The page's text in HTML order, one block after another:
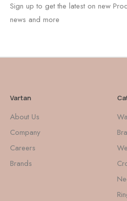
Sign up to get the latest on new
news and more
Vartan
About Us
Company
Careers
Brands